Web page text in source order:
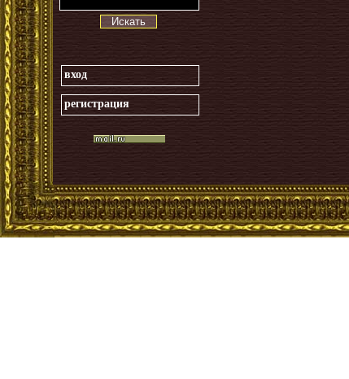
Искать
вход
регистрация